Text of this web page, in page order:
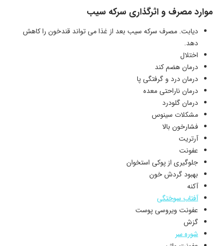
موارد مصرف و اثرگذاری سرکه سیب
دیابت. مصرف سرکه سیب بعد از غذا می تواند قندخون را کاهش
دهد.
اختلال
درمان هضم کند
درمان درد و گرفتگی پا
درمان ناراحتی معده
درمان گلودرد
مشکلات سینوس
فشارخون بالا
آرتریت
عفونت
جلوگیری از پوکی استخوان
بهبود گردش خون
آکنه
آفتاب سوختگی
عفونت ویروسی پوست
گزش
شوره سر